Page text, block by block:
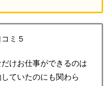
ミ５
けお仕事ができるのは
ていたのにも関わら